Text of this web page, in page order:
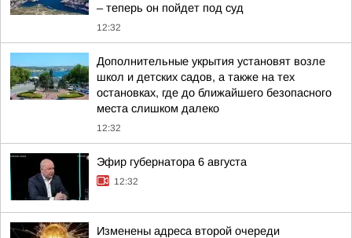
– теперь он пойдет под суд
12:32
Дополнительные укрытия установят возле
школ и детских садов, а также на тех
остановках, где до ближайшего безопасного
места слишком далеко
12:32
Эфир губернатора 6 августа
12:32
Изменены адреса второй очереди